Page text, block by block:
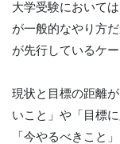
大学受験において
が一般的なやり方
が先行しているケ
現状と目標の距離
いこと」や「目標
「今やるべきこと